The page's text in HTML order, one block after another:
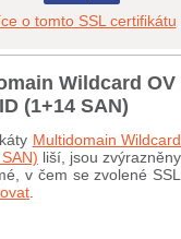
o tomto SSL certifikátu
Wildcard OV
(1+14 SAN)
Multidomain Wildcard
liší, jsou zvýrazněny
v čem se zvolené SSL